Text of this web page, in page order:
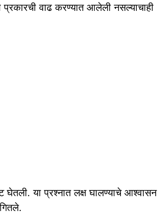
वाढ करण्यात आलेली नसल्याचाही
घेतली. या प्रश्नात लक्ष घालण्याचे आश्वासन